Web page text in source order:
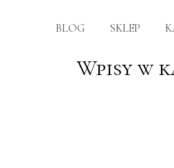
BLOG SKLEP
Wpisy w